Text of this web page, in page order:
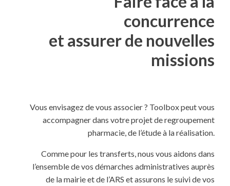
concurrence
et assurer de nouvelles
missions
Vous envisagez de vous associer ? Toolbox peut vous
accompagner dans votre projet de regroupement
pharmacie, de l’étude à la réalisation.
Comme pour les transferts, nous vous aidons dans
l’ensemble de vos démarches administratives auprès
de la mairie et de l’ARS et assurons le suivi de vos